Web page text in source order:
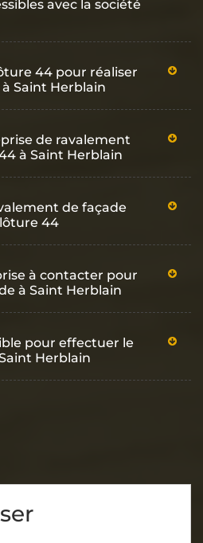
avec la société
44 pour réaliser
Saint Herblain
de ravalement
à Saint Herblain
de façade
44
à contacter pour
à Saint Herblain
pour effectuer le
Herblain